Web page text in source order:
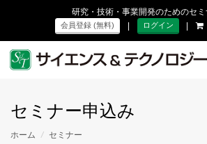
研究・技術・事業開発のためのセ
会員登録 (無料) | ログイン |
セミナー申込み
ホーム / セミナー